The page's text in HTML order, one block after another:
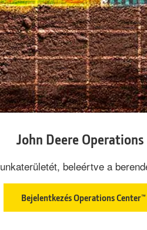
John Deere Operations
beleértve a
Bejelentkezés Operations Center™